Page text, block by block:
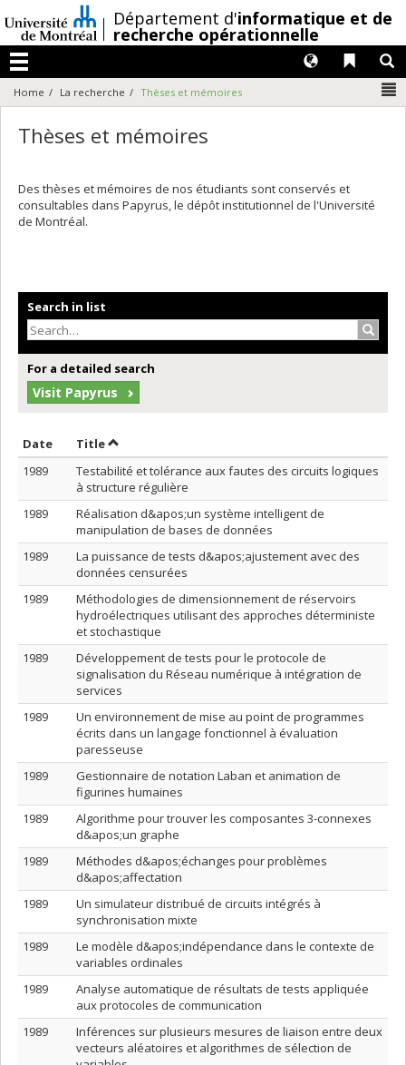
au
contenu
/Département d'informatique et de
recherche opérationnelle
Menu
Liens
Langues
Home La recherche Thèses et mémoires
Thèses et mémoires
Des thèses et mémoires de nos étudiants sont conservés et
consultables dans Papyrus, le dépôt institutionnel de l'Université
de Montréal.
Search in list
For a detailed search
Visit Papyrus
Date Sort by date in descending order
TitleSort by title in descending order
1989
Testabilité et tolérance aux fautes des circuits logiques
à structure régulière
1989
Réalisation d&apos;un système intelligent de
manipulation de bases de données
1989
La puissance de tests d&apos;ajustement avec des
données censurées
1989
Méthodologies de dimensionnement de réservoirs
hydroélectriques utilisant des approches déterministe
et stochastique
1989
Développement de tests pour le protocole de
signalisation du Réseau numérique à intégration de
services
1989
Un environnement de mise au point de programmes
écrits dans un langage fonctionnel à évaluation
paresseuse
1989
Gestionnaire de notation Laban et animation de
figurines humaines
1989
Algorithme pour trouver les composantes 3-connexes
d&apos;un graphe
1989
Méthodes d&apos;échanges pour problèmes
d&apos;affectation
1989
Un simulateur distribué de circuits intégrés à
synchronisation mixte
1989
Le modèle d&apos;indépendance dans le contexte de
variables ordinales
1989
Analyse automatique de résultats de tests appliquée
aux protocoles de communication
1989
Inférences sur plusieurs mesures de liaison entre deux
vecteurs aléatoires et algorithmes de sélection de